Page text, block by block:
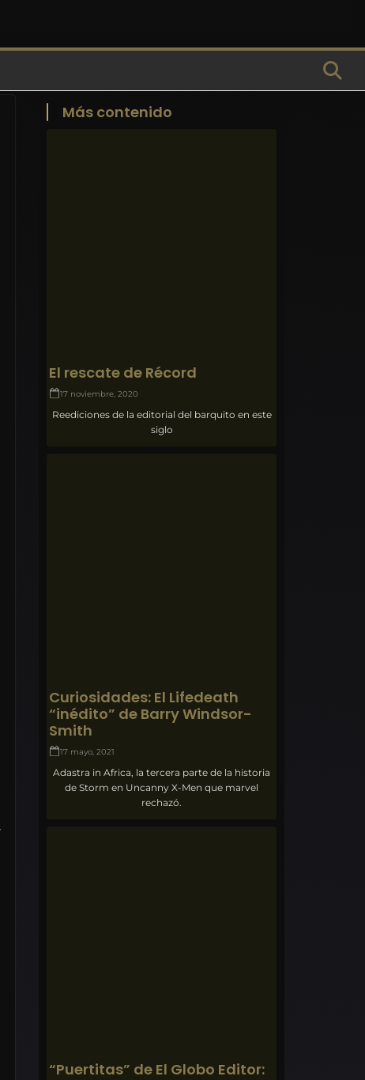
Más contenido
El rescate de Récord
17 noviembre, 2020
Reediciones de la editorial del barquito en este
siglo
Curiosidades: El Lifedeath
“inédito” de Barry Windsor-
Smith
17 mayo, 2021
Adastra in Africa, la tercera parte de la historia
de Storm en Uncanny X-Men que marvel
rechazó.
“Puertitas” de El Globo Editor: